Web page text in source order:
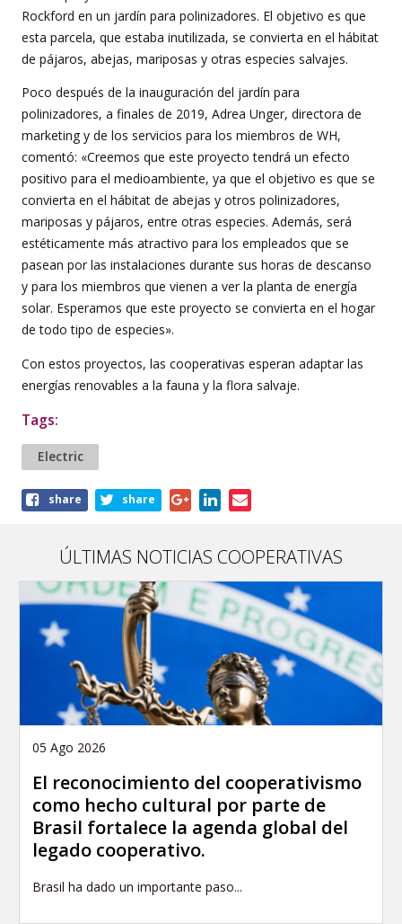
Rockford en un jardín para polinizadores. El objetivo es que
esta parcela, que estaba inutilizada, se convierta en el hábitat
de pájaros, abejas, mariposas y otras especies salvajes.
Poco después de la inauguración del jardín para
polinizadores, a finales de 2019, Adrea Unger, directora de
marketing y de los servicios para los miembros de WH,
comentó: «Creemos que este proyecto tendrá un efecto
positivo para el medioambiente, ya que el objetivo es que se
convierta en el hábitat de abejas y otros polinizadores,
mariposas y pájaros, entre otras especies. Además, será
estéticamente más atractivo para los empleados que se
pasean por las instalaciones durante sus horas de descanso
y para los miembros que vienen a ver la planta de energía
solar. Esperamos que este proyecto se convierta en el hogar
de todo tipo de especies».
Con estos proyectos, las cooperativas esperan adaptar las
energías renovables a la fauna y la flora salvaje.
Tags:
Electric
Shareshare share
ÚLTIMAS NOTICIAS COOPERATIVAS
05 Ago 2026
El reconocimiento del cooperativismo
como hecho cultural por parte de
Brasil fortalece la agenda global del
legado cooperativo.
Brasil ha dado un importante paso...